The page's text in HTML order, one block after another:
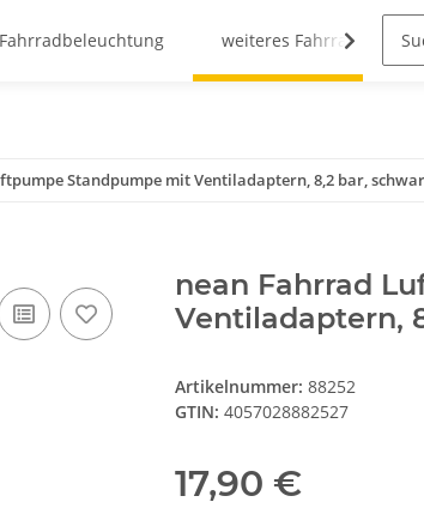
Fahrradbeleuchtung weiteres
Standpumpe mit Ventiladaptern, 8,2 bar,
nean Fahrrad
Ventiladaptern,
Artikelnummer: 88252
GTIN: 4057028882527
17,90 €